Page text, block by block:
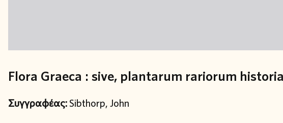
Flora Graeca : sive, plantarum rariorum
Συγγραφέας:Sibthorp, John